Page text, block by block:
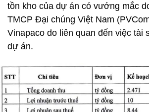
tồn kho của dự án có vướng mắc
TMCP Đại chúng Việt Nam
Vinapaco do liên quan đến việc tài
dự án.